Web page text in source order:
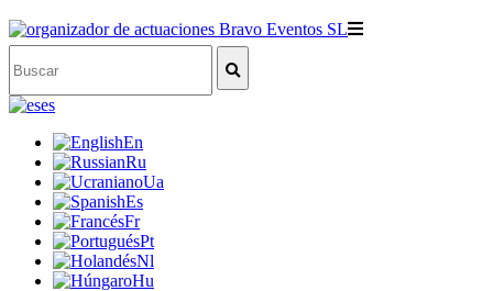
es
En
Ru
Ua
Es
Fr
Pt
Nl
Hu